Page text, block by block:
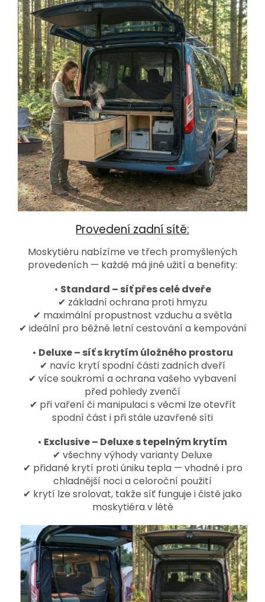
Provedení zadní sítě:
Moskytiéru nabízíme ve třech promyšlených
provedeních — každé má jiné užití a benefity:
• Standard – síť přes celé dveře
✔ základní ochrana proti hmyzu
✔ maximální propustnost vzduchu a světla
✔ ideální pro běžné letní cestování a kempování
• Deluxe – síť s krytím úložného prostoru
✔ navíc krytí spodní části zadních dveří
✔ více soukromí a ochrana vašeho vybavení
před pohledy zvenčí
✔ při vaření či manipulaci s věcmi lze otevřít
spodní část i při stále uzavřené síti
• Exclusive – Deluxe s tepelným krytím
✔ všechny výhody varianty Deluxe
✔ přidané krytí proti úniku tepla — vhodné i pro
chladnější noci a celoroční použití
✔ krytí lze srolovat, takže síť funguje i čistě jako
moskytiéra v létě